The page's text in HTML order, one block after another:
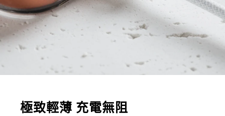
極致輕薄 充電無阻